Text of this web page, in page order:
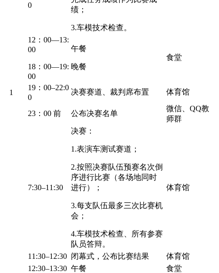
1
0
绩；
3.车模技术检查。
12：00—13:
00
18：00—19:
00
午餐
晚餐
食堂
19：00–22:0
0
决赛赛道、裁判席布置 体育馆
23：00 前 公布决赛名单
微信、QQ教
师群
7:30–11:30
决赛：
1.表演车测试赛道；
2.按照决赛队伍预赛名次倒
序进行比赛（各场地同时
进行）；
3.每支队伍最多三次比赛机
会；
4.车模技术检查、所有参赛
队员答辩。
体育馆
11:30–12:30 闭幕式，公布比赛结果 体育馆
12:30–13:30 午餐
食堂